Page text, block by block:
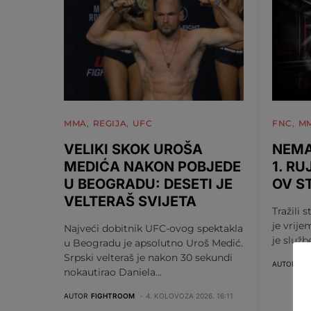
MMA REGIJA UFC
VELIKI SKOK UROŠA
MEDIĆA NAKON POBJEDE
U BEOGRADU: DESETI JE
VELTERAŠ SVIJETA
Najveći dobitnik UFC-ovog spektakla
u Beogradu je apsolutno Uroš Medić.
Srpski velteraš je nakon 30 sekundi
nokautirao Daniela…
AUTOR FIGHTROOM 4. KOLOVOZA 2026. 16:11
FNC
1.
OV
Tražili
je
je
AUTOR